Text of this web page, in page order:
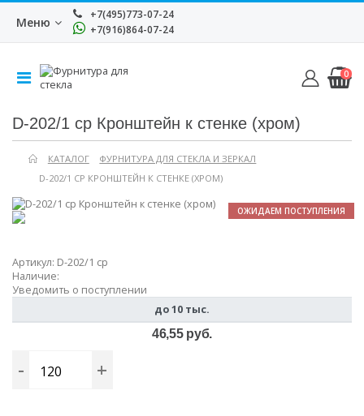
Меню
+7(495)773-07-24
+7(916)864-07-24
0
D-202/1 cp Кронштейн к стенке (хром)
КАТАЛОГ
ФУРНИТУРА ДЛЯ СТЕКЛА И ЗЕРКАЛ
D-202/1 CP КРОНШТЕЙН К СТЕНКЕ (ХРОМ)
ОЖИДАЕМ ПОСТУПЛЕНИЯ
Артикул: D-202/1 cp
Наличие:
Уведомить о поступлении
до 10 тыс.
46,55 руб.
- +